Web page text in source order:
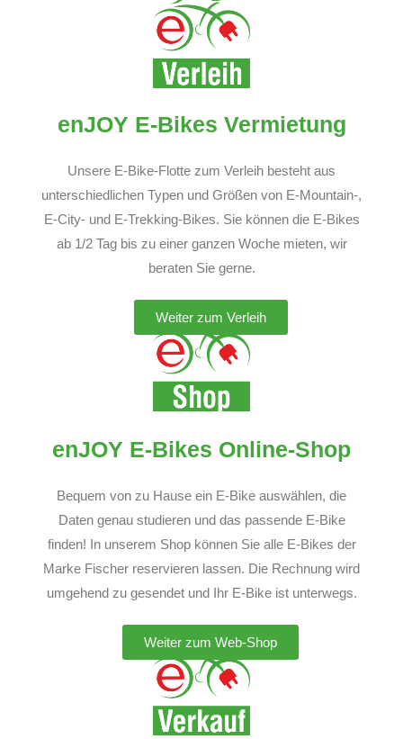
enJOY E-Bikes Vermietung
Unsere E-Bike-Flotte zum Verleih besteht aus
unterschiedlichen Typen und Größen von E-Mountain-,
E-City- und E-Trekking-Bikes. Sie können die E-Bikes
ab 1/2 Tag bis zu einer ganzen Woche mieten, wir
beraten Sie gerne.
Weiter zum Verleih
enJOY E-Bikes Online-Shop
Bequem von zu Hause ein E-Bike auswählen, die
Daten genau studieren und das passende E-Bike
finden! In unserem Shop können Sie alle E-Bikes der
Marke Fischer reservieren lassen. Die Rechnung wird
umgehend zu gesendet und Ihr E-Bike ist unterwegs.
Weiter zum Web-Shop